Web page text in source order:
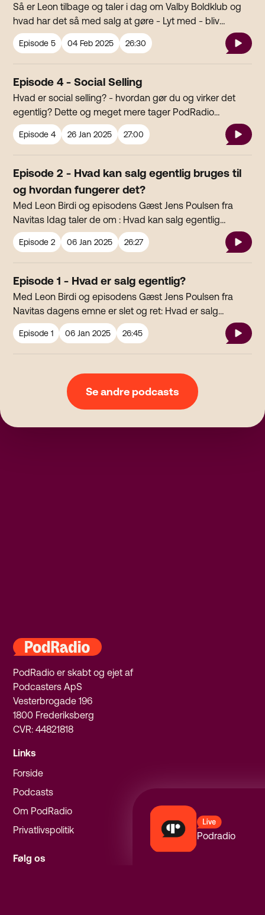
Så er Leon tilbage og taler i dag om Valby Boldklub og
hvad har det så med salg at gøre - Lyt med - bliv
overrasket OG klogere SÆLGfølgelig produceres og
udgives af Podradio - hele Danmarks podcasstradio
Episode5 04 Feb 2025 26:30
Episode 4 - Social Selling
Hvad er social selling? - hvordan gør du og virker det
egentlig? Dette og meget mere tager PodRadio
salgsekspert Leon Birdi fat på i denne episode af
SÆLGfølgelig SÆLGfølgelig produceres og udgives af
dab, web og app
Episode4 26 Jan 2025 27:00
Episode 2 - Hvad kan salg egentlig bruges til
og hvordan fungerer det?
Med Leon Birdi og episodens Gæst Jens Poulsen fra
Navitas Idag taler de om : Hvad kan salg egentlig
bruges til og hvordan fungerer det? Hvad er det dygtige
sælgere gør?Kan alle lære at sælge?Og hvorfor er det
salgscoaches gør dig klogere på hvor meget salg fylder
i vores liv.
Episode2 06 Jan 2025 26:27
Episode 1 - Hvad er salg egentlig?
Med Leon Birdi og episodens Gæst Jens Poulsen fra
Navitas dagens emne er slet og ret: Hvad er salg
egentlig? Hvad er det dygtige sælgere gør?Kan alle lære
at sælge?Og hvorfor er det egentlig vi køber, når vi gør?
på DAB, web og app.Alle episoder af alle vores
programmer ligger på alle store platforme
Episode1 06 Jan 2025 26:45
Se andre podcasts
Podradio
PodRadio er skabt og ejet af
Podcasters ApS
Vesterbrogade 196
1800 Frederiksberg
CVR: 44821818
Links
Forside
Podcasts
Om PodRadio
Privatlivspolitik
Følg os